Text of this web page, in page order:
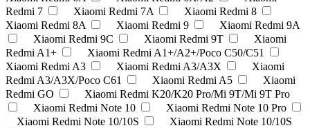
Redmi 7
Xiaomi Redmi 7A
Xiaomi Redmi 8
Xiaomi Redmi 8A
Xiaomi Redmi 9
Xiaomi Redmi 9A
Xiaomi Redmi 9C
Xiaomi Redmi 9T
Xiaomi
Redmi A1+
Xiaomi Redmi A1+/A2+/Poco C50/C51
Xiaomi Redmi A3
Xiaomi Redmi A3/A3X
Xiaomi
Redmi A3/A3X/Poco C61
Xiaomi Redmi A5
Xiaomi
Redmi GO
Xiaomi Redmi K20/K20 Pro/Mi 9T/Mi 9T Pro
Xiaomi Redmi Note 10
Xiaomi Redmi Note 10 Pro
Xiaomi Redmi Note 10/10S
Xiaomi Redmi Note 10/10S